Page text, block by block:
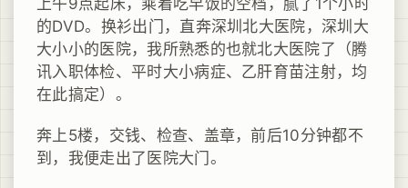
的DVD。换衫出门，直奔深圳北大医院，深圳大
大小小的医院，我所熟悉的也就北大医院了（腾
讯入职体检、平时大小病症、乙肝育苗注射，均
在此搞定）。
奔上5楼，交钱、检查、盖章，前后10分钟都不
到，我便走出了医院大门。